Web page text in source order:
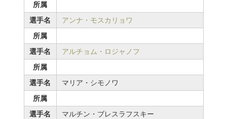
所属
選手名
アンナ・モスカリョワ
所属
選手名
アルチョム・ロジャノフ
所属
選手名
マリア・シモノワ
所属
選手名
マルチン・ブレスラフスキー